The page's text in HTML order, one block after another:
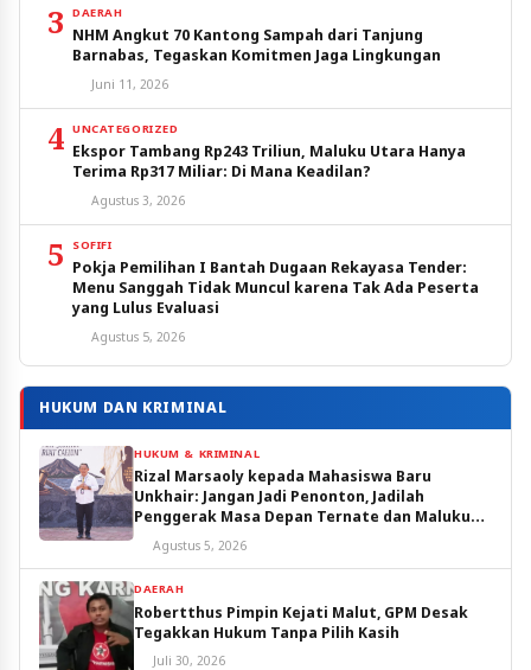
3 DAERAH
NHM Angkut 70 Kantong Sampah dari Tanjung
Barnabas, Tegaskan Komitmen Jaga Lingkungan
Juni 11, 2026
4 UNCATEGORIZED
Ekspor Tambang Rp243 Triliun, Maluku Utara Hanya
Terima Rp317 Miliar: Di Mana Keadilan?
Agustus 3, 2026
5 SOFIFI
Pokja Pemilihan I Bantah Dugaan Rekayasa Tender:
Menu Sanggah Tidak Muncul karena Tak Ada Peserta
yang Lulus Evaluasi
Agustus 5, 2026
HUKUM DAN KRIMINAL
HUKUM & KRIMINAL
Rizal Marsaoly kepada Mahasiswa Baru
Unkhair: Jangan Jadi Penonton, Jadilah
Penggerak Masa Depan Ternate dan Maluku
Utara
Agustus 5, 2026
DAERAH
Robertthus Pimpin Kejati Malut, GPM Desak
Tegakkan Hukum Tanpa Pilih Kasih
Juli 30, 2026